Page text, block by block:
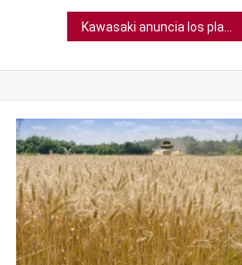
Kawasaki anuncia los planes para empezar a producir un caballo robot